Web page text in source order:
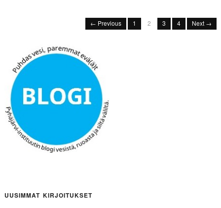
← Previous 1 2 3 4 Next →
UUSIMMAT KIRJOITUKSET